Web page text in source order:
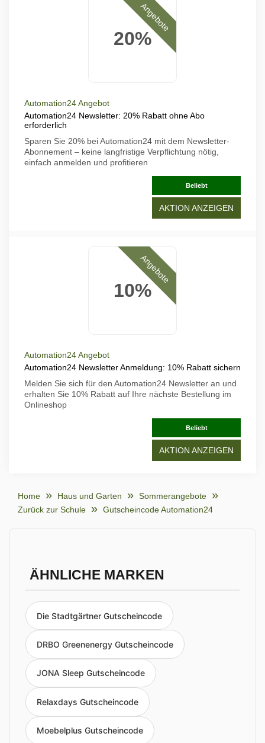
20%
Angebote
Automation24 Angebot
Automation24 Newsletter: 20% Rabatt ohne Abo
erforderlich
Sparen Sie 20% bei Automation24 mit dem Newsletter-
Abonnement – keine langfristige Verpflichtung nötig,
einfach anmelden und profitieren
Beliebt
AKTION ANZEIGEN
10%
Angebote
Automation24 Angebot
Automation24 Newsletter Anmeldung: 10% Rabatt sichern
Melden Sie sich für den Automation24 Newsletter an und
erhalten Sie 10% Rabatt auf Ihre nächste Bestellung im
Onlineshop
Beliebt
AKTION ANZEIGEN
Home Haus und Garten
Sommerangebote
Zurück zur Schule
Gutscheincode Automation24
ÄHNLICHE MARKEN
Die Stadtgärtner Gutscheincode
DRBO Greenenergy Gutscheincode
JONA Sleep Gutscheincode
Relaxdays Gutscheincode
Moebelplus Gutscheincode